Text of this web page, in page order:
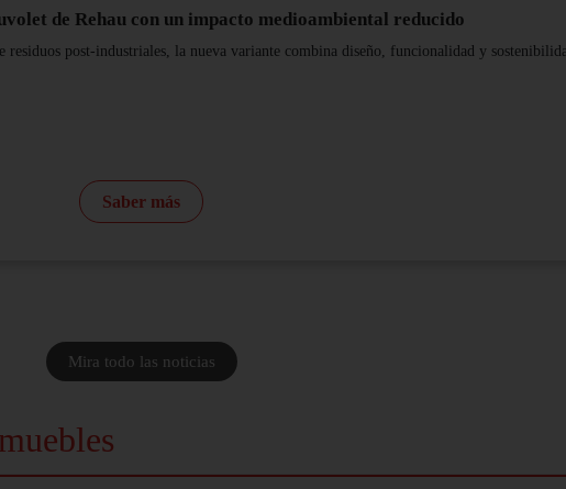
de Rehau con un impacto medioambiental reducido
residuos post-industriales, la nueva variante combina diseño, funcionalidad y
Saber más
Mira todo las noticias